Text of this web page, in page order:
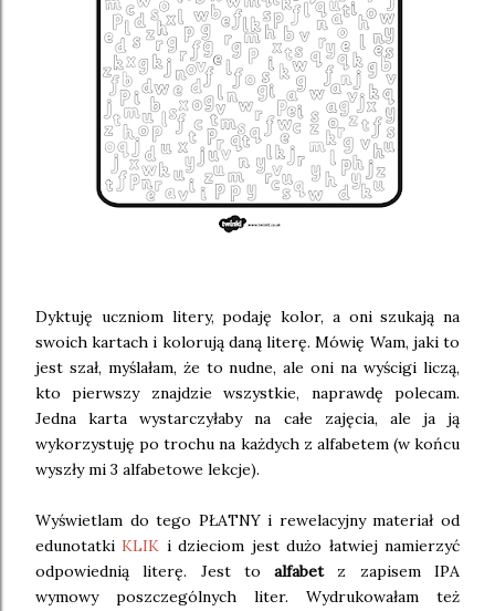
Dyktuję uczniom litery, podaję kolor, a oni szukają na
swoich kartach i kolorują daną literę. Mówię Wam, jaki to
jest szał, myślałam, że to nudne, ale oni na wyścigi liczą,
kto pierwszy znajdzie wszystkie, naprawdę polecam.
Jedna karta wystarczyłaby na całe zajęcia, ale ja ją
wykorzystuję po trochu na każdych z alfabetem (w końcu
wyszły mi 3 alfabetowe lekcje).
Wyświetlam do tego PŁATNY i rewelacyjny materiał od
edunotatkiKLIK i dzieciom jest dużo łatwiej namierzyć
odpowiednią literę. Jest toalfabetz zapisem IPA
wymowy poszczególnych liter. Wydrukowałam też